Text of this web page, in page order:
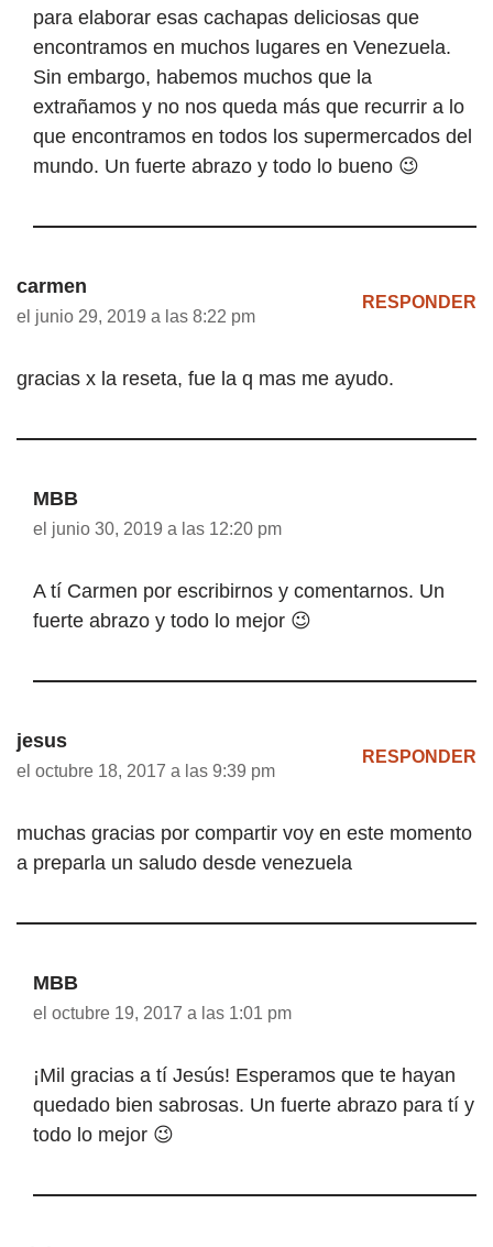
para elaborar esas cachapas deliciosas que
encontramos en muchos lugares en Venezuela.
Sin embargo, habemos muchos que la
extrañamos y no nos queda más que recurrir a lo
que encontramos en todos los supermercados del
mundo. Un fuerte abrazo y todo lo bueno 😉
carmen
el junio 29, 2019 a las 8:22 pm
RESPONDER
gracias x la reseta, fue la q mas me ayudo.
MBB
el junio 30, 2019 a las 12:20 pm
A tí Carmen por escribirnos y comentarnos. Un
fuerte abrazo y todo lo mejor 😉
jesus
el octubre 18, 2017 a las 9:39 pm
RESPONDER
muchas gracias por compartir voy en este momento
a preparla un saludo desde venezuela
MBB
el octubre 19, 2017 a las 1:01 pm
¡Mil gracias a tí Jesús! Esperamos que te hayan
quedado bien sabrosas. Un fuerte abrazo para tí y
todo lo mejor 😉